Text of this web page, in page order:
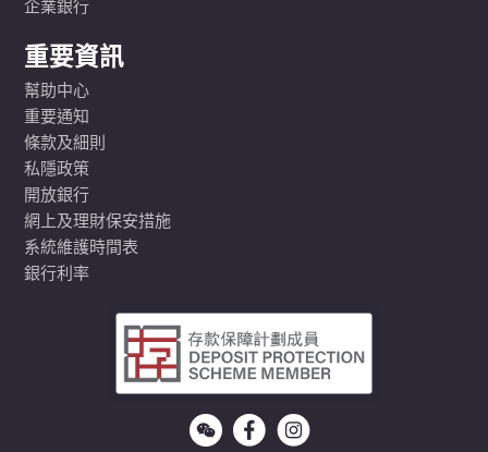
企業銀行
重要資訊
幫助中心
重要通知
條款及細則
私隱政策
開放銀行
網上及理財保安措施
系統維護時間表
銀行利率